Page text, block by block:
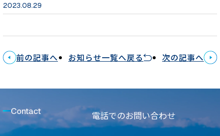
2023.08.29
前の記事へ お知らせ一覧へ戻る 次の記事へ
Contact 電話でのお問い合わせ